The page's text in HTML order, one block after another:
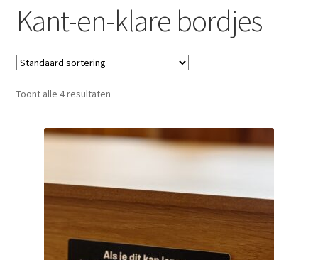
Winkelwagen
Kant-en-klare bordjes
Toont alle 4 resultaten